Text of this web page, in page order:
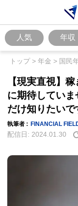
人気 年収
トップ> 年金 > 国民
【現実直視】
に期待していま
だけ知りたい
執筆者 : FINANCIAL
配信日: 2024.01.30